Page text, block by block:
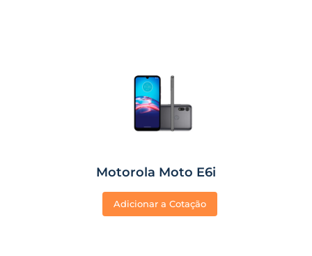
Motorola Moto E6i
Adicionar a Cotação